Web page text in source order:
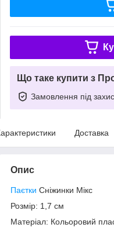
Що таке купити з
Замовлення під
Доставка
Опис
Паєтки Сніжинки Мікс
Розмір: 1,7 см
Матеріал: Кольоровий